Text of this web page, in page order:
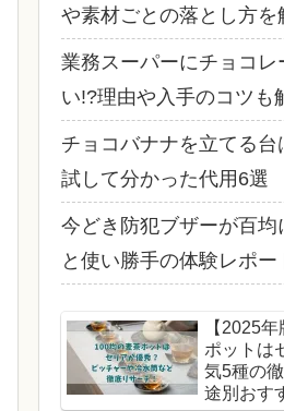
や素材ごとの落とし方を
業務スーパーにチョコレ
い!?理由や入手のコツも
チョコバナナを立てる台
試して分かった代用6選
今どき防犯ブザーが百
と使い勝手の体験レポー
【2025
ポットは
気5種の
途別おす